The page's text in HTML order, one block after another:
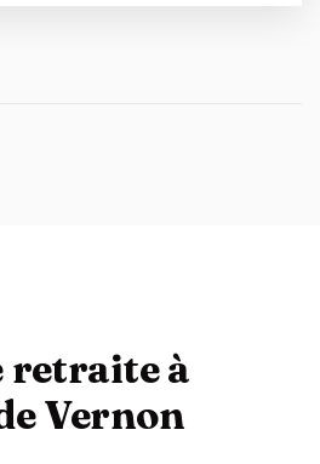
retraite à
Vernon